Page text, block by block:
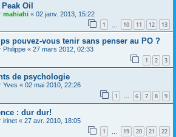
Oil
mahiahi « 02 janv. 2013, 15:22
1 10 11 12 13
pouvez-vous tenir sans penser au PO ?
Philippe « 27 mars 2012, 02:33
1 2 3
de psychologie
Yves « 02 mai 2010, 22:26
1 … 6 7 8 9
: dur dur!
irinet « 27 avr. 2010, 18:05
1 19 20 21 22